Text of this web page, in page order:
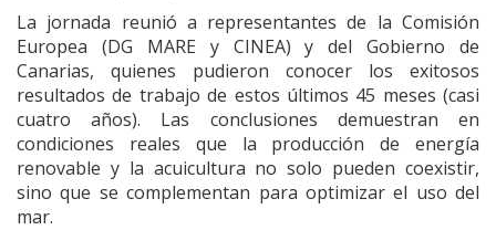
La jornada reunió a representantes de la Comisión
Europea (DG MARE y CINEA) y del Gobierno de
Canarias, quienes pudieron conocer los exitosos
resultados de trabajo de estos últimos 45 meses (casi
cuatro años). Las conclusiones demuestran en
condiciones reales que la producción de energía
renovable y la acuicultura no solo pueden coexistir,
sino que se complementan para optimizar el uso del
mar.